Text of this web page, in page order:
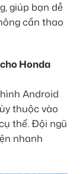
giúp bạn dễ
cần thao
Honda
Android
thuộc vào
thể. Đội ngũ
nhanh